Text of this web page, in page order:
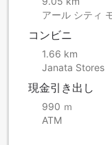
アール シティ
コンビニ
1.66 km
Janata Stores
現金引き出し
990 ｍ
ATM